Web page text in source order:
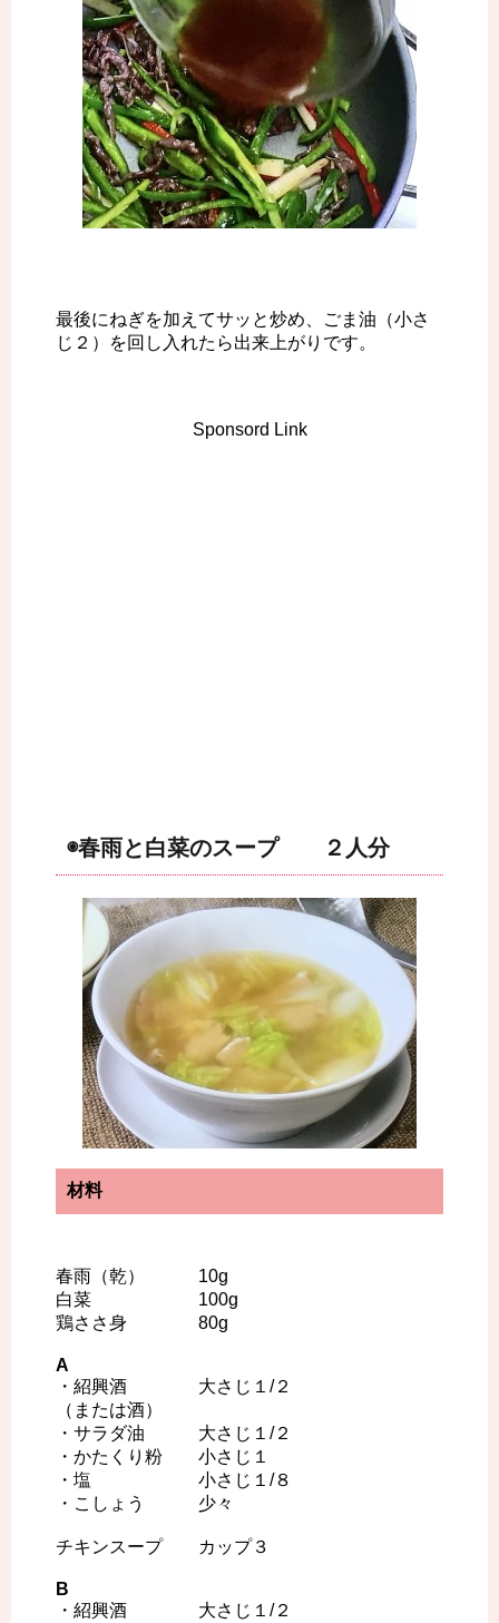
最後にねぎを加えてサッと炒め、ごま油（小さ
じ２）を回し入れたら出来上がりです。
Sponsord Link
◉春雨と白菜のスープ ２人分
材料
春雨（乾） 10g
白菜 100g
鶏ささ身 80g
A
・紹興酒 大さじ１/２
（または酒）
・サラダ油 大さじ１/２
・かたくり粉 小さじ１
・塩 小さじ１/８
・こしょう 少々
チキンスープ カップ３
B
・紹興酒 大さじ１/２